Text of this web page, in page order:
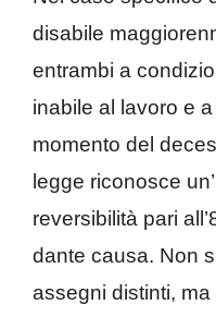
disabile
entrambi a
inabile al lavoro e
momento del
legge riconosce
reversibilità pari
dante causa. Non
assegni distinti,